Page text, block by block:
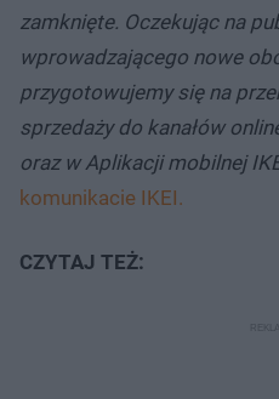
zamknięte. Oczekując na
wprowadzającego nowe
przygotowujemy się na
sprzedaży do kanałów
oraz w Aplikacji mobilnej
komunikacie IKEI.
CZYTAJ TEŻ: